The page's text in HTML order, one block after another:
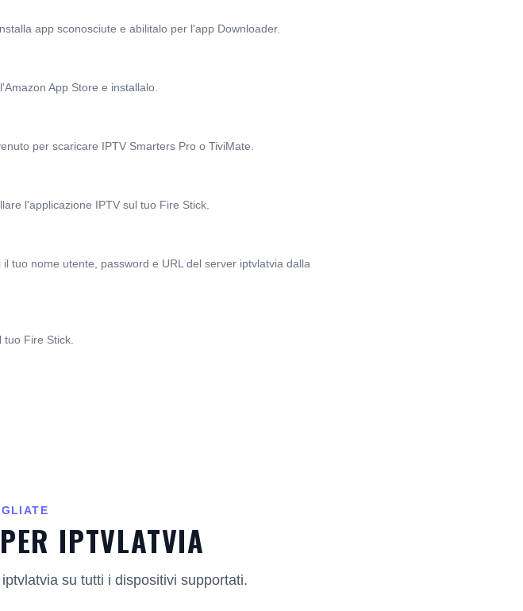
app sconosciute e abilitalo per l'app Downloader.
App Store e installalo.
per scaricare IPTV Smarters Pro o TiviMate.
l'applicazione IPTV sul tuo Fire Stick.
tuo nome utente, password e URL del server iptvlatvia dalla
Fire Stick.
IPTVLATVIA
su tutti i dispositivi supportati.